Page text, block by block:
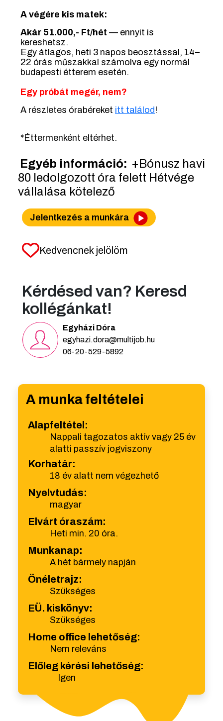
A végére kis matek:
Akár 51.000,- Ft/hét — ennyit is
kereshetsz.
Egy átlagos, heti 3 napos beosztással, 14–
22 órás műszakkal számolva egy normál
budapesti étterem esetén.
Egy próbát megér, nem?
A részletes órabéreket itt találod !
*Éttermenként eltérhet.
Egyéb információ: +Bónusz havi
80 ledolgozott óra felett Hétvége
vállalása kötelező
Jelentkezés a munkára
Kedvencnek jelölöm
Kérdésed van? Keresd
kollégánkat!
Egyházi Dóra
egyhazi.dora@multijob.hu
06-20-529-5892
A munka feltételei
Alapfeltétel:
Nappali tagozatos aktív vagy 25 év
alatti passzív jogviszony
Korhatár:
18 év alatt nem végezhető
Nyelvtudás:
magyar
Elvárt óraszám:
Heti min. 20 óra.
Munkanap:
A hét bármely napján
Önéletrajz:
Szükséges
EÜ. kiskönyv:
Szükséges
Home office lehetőség:
Nem releváns
Előleg kérési lehetőség:
Igen